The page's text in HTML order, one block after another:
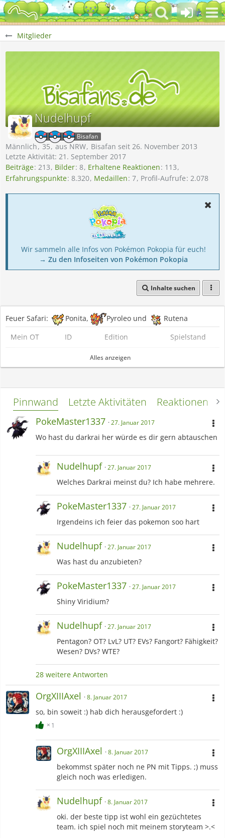
Mitglieder
Nudelhupf
Bisafan
Männlich 35 aus NRW Bisafan seit 26. November 2013
Letzte Aktivität: 21. September 2017
Beiträge 213 Bilder 8 Erhaltene Reaktionen 113
Erfahrungspunkte 8.320 Medaillen 7 Profil-Aufrufe 2.078
Wir sammeln alle Infos von Pokémon Pokopia für euch!
→ Zu den Infoseiten von Pokémon Pokopia
Inhalte suchen
Feuer Safari: Ponita, Pyroleo und
Rutena
Mein OT
ID Edition Spielstand
Blau (Virtuell)
John 25252 Weis
John 21965 Schwarz
John 22795 Weis 2
43700
08302 Y
Nudelhupf 21559 X
35351 Alpha Saphir
15288 Omega Rubin
47422 Omega Rubin
Nudelhupf 047649 Mond
Sonne
Alles anzeigen
Pinnwand Letzte Aktivitäten Reaktionen
PokeMaster1337 27. Januar 2017
Wo hast du darkrai her würde es dir gern abtauschen
Nudelhupf 27. Januar 2017
Welches Darkrai meinst du? Ich habe mehrere.
PokeMaster1337 27. Januar 2017
Irgendeins ich feier das pokemon soo hart
Nudelhupf 27. Januar 2017
Was hast du anzubieten?
PokeMaster1337 27. Januar 2017
Shiny Viridium?
Nudelhupf 27. Januar 2017
Pentagon? OT? LvL? UT? EVs? Fangort? Fähigkeit?
Wesen? DVs? WTE?
28 weitere Antworten
OrgXIIIAxel 8. Januar 2017
so, bin soweit :) hab dich herausgefordert :)
1
OrgXIIIAxel 8. Januar 2017
bekommst später noch ne PN mit Tipps. ;) muss
gleich noch was erledigen.
Nudelhupf 8. Januar 2017
oki. der beste tipp ist wohl ein gezüchtetes
team. ich spiel noch mit meinem storyteam >.<